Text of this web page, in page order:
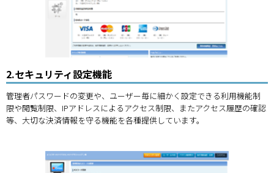
2.セキュリティ設定機能
管理者パスワードの変更や、ユーザー毎に細かく設定できる利用機能制
限や閲覧制限、IPアドレスによるアクセス制限、またアクセス履歴の確認
等、大切な決済情報を守る機能を各種提供しています。